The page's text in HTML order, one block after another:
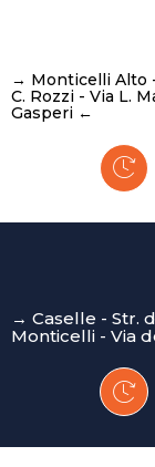
→ Monticelli Alto
C. Rozzi - Via L.
Gasperi ←
→ Caselle - Str.
Monticelli - Via